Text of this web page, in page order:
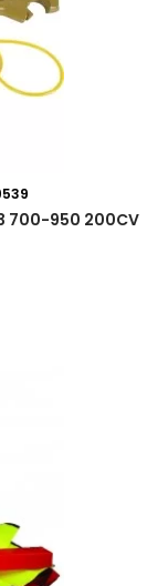
700-950 200CV